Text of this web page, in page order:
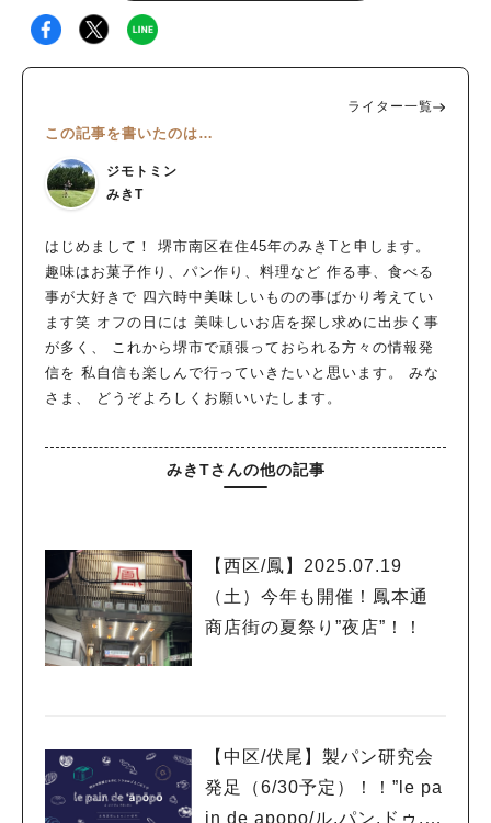
ライター一覧
この記事を書いたのは…
ジモトミン
みきT
はじめまして！ 堺市南区在住45年のみきTと申します。
趣味はお菓子作り、パン作り、料理など 作る事、食べる
事が大好きで 四六時中美味しいものの事ばかり考えてい
ます笑 オフの日には 美味しいお店を探し求めに出歩く事
が多く、 これから堺市で頑張っておられる方々の情報発
信を 私自信も楽しんで行っていきたいと思います。 みな
さま、 どうぞよろしくお願いいたします。
みきTさんの他の記事
【西区/鳳】2025.07.19
（土）今年も開催！鳳本通
商店街の夏祭り”夜店”！！
【中区/伏尾】製パン研究会
発足（6/30予定）！！”le pa
in de apopo/ル.パン.ドゥ.ア